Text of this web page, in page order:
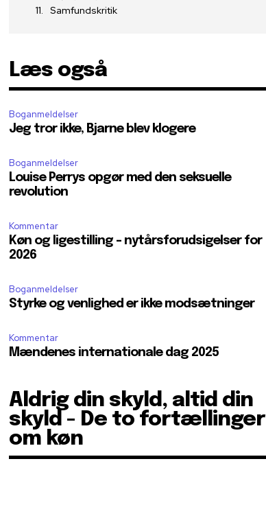
Samfundskritik
Læs også
Boganmeldelser
Jeg tror ikke, Bjarne blev klogere
Boganmeldelser
Louise Perrys opgør med den seksuelle
revolution
Kommentar
Køn og ligestilling – nytårsforudsigelser for
2026
Boganmeldelser
Styrke og venlighed er ikke modsætninger
Kommentar
Mændenes internationale dag 2025
Aldrig din skyld, altid din
skyld - De to fortællinger
om køn